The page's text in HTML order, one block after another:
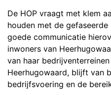
De HOP vraagt met klem
houden met de
goede communicatie
inwoners van
van haar
Heerhugowaard, blijft van
bedrijfsvoering en de